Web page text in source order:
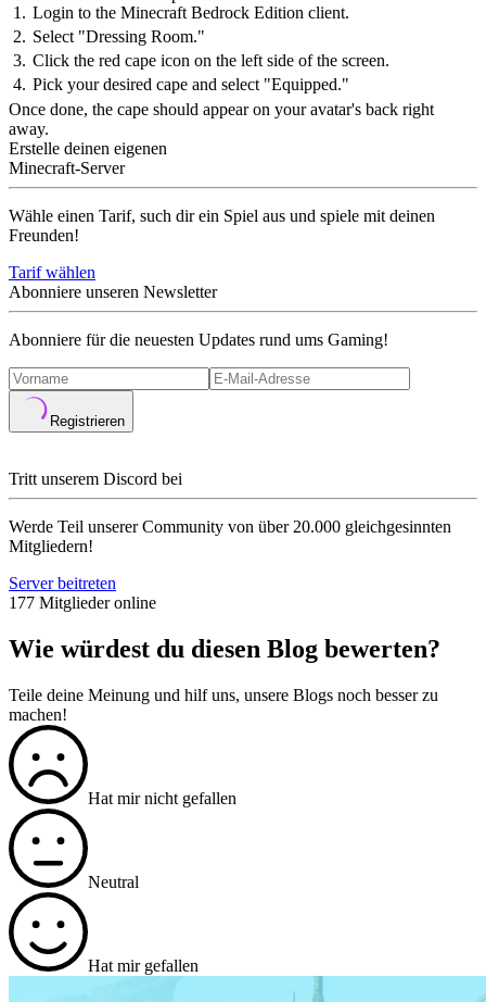
Login to the Minecraft Bedrock Edition client.
Select "Dressing Room."
Click the red cape icon on the left side of the screen.
Pick your desired cape and select "Equipped."
Once done, the cape should appear on your avatar's back right
away.
Erstelle deinen eigenen
Minecraft-Server
Wähle einen Tarif, such dir ein Spiel aus und spiele mit deinen
Freunden!
Tarif wählen
Abonniere unseren Newsletter
Abonniere für die neuesten Updates rund ums Gaming!
Registrieren
Tritt unserem Discord bei
Werde Teil unserer Community von über 20.000 gleichgesinnten
Mitgliedern!
Server beitreten
177 Mitglieder online
Wie würdest du diesen Blog bewerten?
Teile deine Meinung und hilf uns, unsere Blogs noch besser zu
machen!
Hat mir nicht gefallen
Neutral
Hat mir gefallen